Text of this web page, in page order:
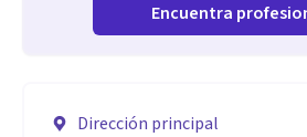
Encuentra
Dirección principal